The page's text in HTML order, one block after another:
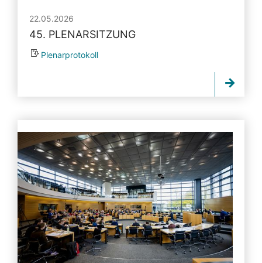
22.05.2026
45. PLENARSITZUNG
Plenarprotokoll